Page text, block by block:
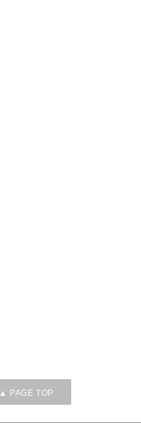
▲ PAGE TOP